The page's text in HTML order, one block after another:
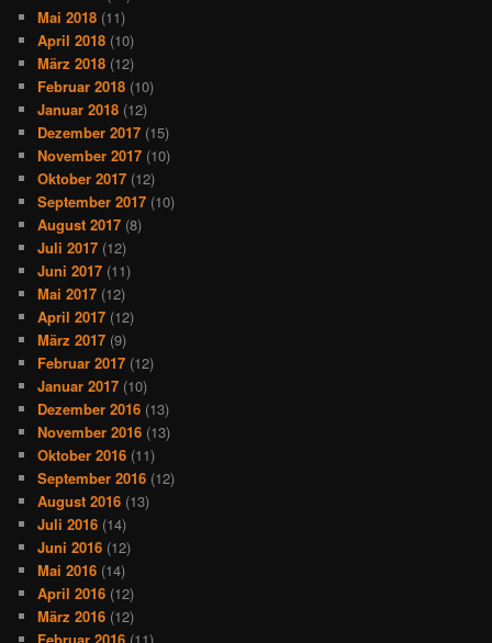
Mai 2018 (11)
April 2018 (10)
März 2018 (12)
Februar 2018 (10)
Januar 2018 (12)
Dezember 2017 (15)
November 2017 (10)
Oktober 2017 (12)
September 2017 (10)
August 2017 (8)
Juli 2017 (12)
Juni 2017 (11)
Mai 2017 (12)
April 2017 (12)
März 2017 (9)
Februar 2017 (12)
Januar 2017 (10)
Dezember 2016 (13)
November 2016 (13)
Oktober 2016 (11)
September 2016 (12)
August 2016 (13)
Juli 2016 (14)
Juni 2016 (12)
Mai 2016 (14)
April 2016 (12)
März 2016 (12)
Februar 2016 (11)